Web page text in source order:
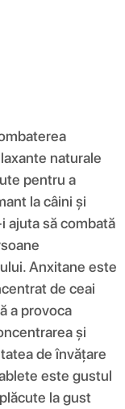
naturale
pentru a
la câini și
ajuta să combată
Anxitane este
de ceai
a provoca
și
de învățare
este gustul
la gust